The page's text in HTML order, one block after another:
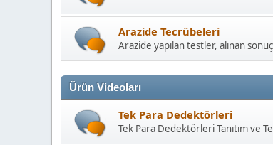
Arazide Tecrübeleri
Arazide yapılan testler, alınan
Ürün Videoları
Tek Para Dedektörleri
Tek Para Dedektörleri Tanıtım ve